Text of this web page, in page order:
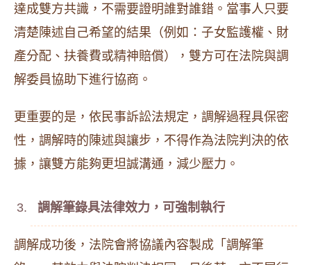
達成雙方共識，不需要證明誰對誰錯。當事人只要
清楚陳述自己希望的結果（例如：子女監護權、財
產分配、扶養費或精神賠償），雙方可在法院與調
解委員協助下進行協商。
更重要的是，依民事訴訟法規定，調解過程具保密
性，調解時的陳述與讓步，不得作為法院判決的依
據，讓雙方能夠更坦誠溝通，減少壓力。
調解筆錄具法律效力，可強制執行
調解成功後，法院會將協議內容製成「調解筆